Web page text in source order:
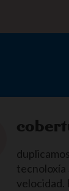
tecnoloxía
velocidad.